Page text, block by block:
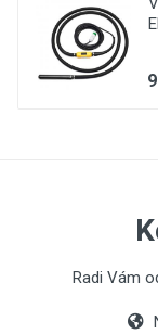
Your Name
Radi Vám